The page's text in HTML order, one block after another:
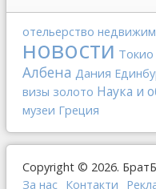
отельерство
новости Токио
Албена Дания
визы золото Наука и
музеи Греция
Copyright © 2026.
За нас Контакти